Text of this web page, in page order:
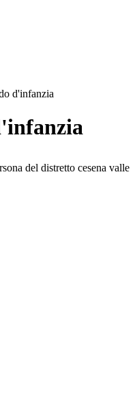
d'infanzia
del distretto cesena valle